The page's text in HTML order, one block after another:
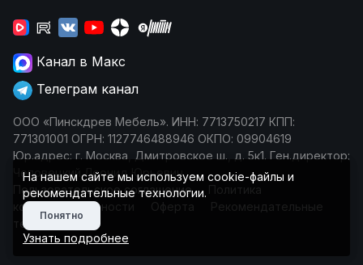
Канал в Макс
Телеграм канал
ООО «Пинскдрев Мебель». ИНН: 7713750217 КПП:
771301001 ОГРН: 1127746488946 ОКПО: 09904619
Юр.адрес: г. Москва, Дмитровское ш., д. 5к1. Ген.директор:
Чеповецкий Леонид Юрьевич
Пользовательское соглашение
Политика
конфиденциальности
Оферта
Рекомендательные
технологии
На нашем сайте мы используем cookie-файлы и
рекомендательные технологии.
Понятно
Узнать подробнее